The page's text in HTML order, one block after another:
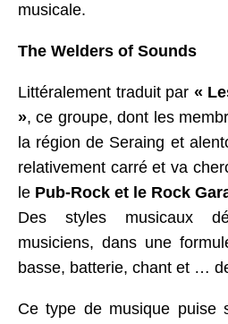
musicale.
The Welders of Sounds
Littéralement traduit par «
», ce groupe, dont les
la région de Seraing et
relativement carré et va
le Pub-Rock et le Rock
Des styles musicaux
musiciens, dans une
basse, batterie, chant et …
Ce type de musique puise